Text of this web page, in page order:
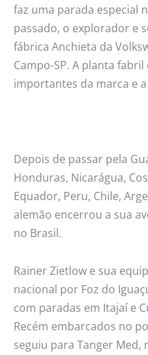
faz uma parada especial
passado, o explorador e
fábrica Anchieta da
Campo-SP. A planta
importantes da marca e
Depois de passar pela
Honduras, Nicarágua,
Equador, Peru, Chile,
alemão encerrou a sua
no Brasil.
Rainer Zietlow e sua
nacional por Foz do
com paradas em Itajaí e
Recém embarcados no
seguiu para Tanger Med,